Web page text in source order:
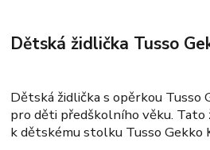
Dětská židlička Tusso
Dětská židlička s opěrkou Tusso
pro děti předškolního věku. Tato
k dětskému stolku Tusso Gekko